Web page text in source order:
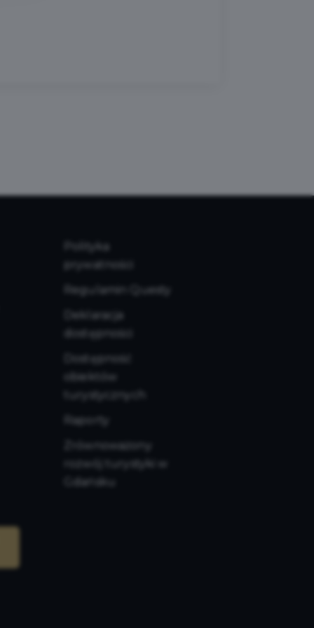
Polityka
prywatności
Regulamin Questy
Deklaracja
dostępności
Dostępność
obiektów
turystycznych
Raporty
Zrównoważony
rozwój turystyki w
Gdańsku